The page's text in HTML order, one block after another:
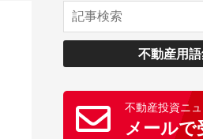
不動産用
不動産投資ニ
メールで